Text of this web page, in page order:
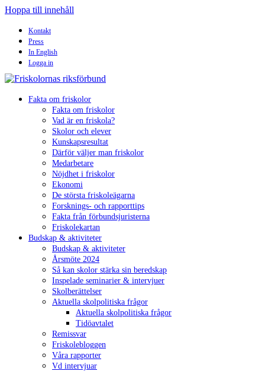
Hoppa till innehåll
Kontakt
Press
In English
Logga in
Fakta om friskolor
Fakta om friskolor
Vad är en friskola?
Skolor och elever
Kunskapsresultat
Därför väljer man friskolor
Medarbetare
Nöjdhet i friskolor
Ekonomi
De största friskoleägarna
Forsknings- och rapporttips
Fakta från förbundsjuristerna
Friskolekartan
Budskap & aktiviteter
Budskap & aktiviteter
Årsmöte 2024
Så kan skolor stärka sin beredskap
Inspelade seminarier & intervjuer
Skolberättelser
Aktuella skolpolitiska frågor
Aktuella skolpolitiska frågor
Tidöavtalet
Remissvar
Friskolebloggen
Våra rapporter
Vd intervjuar